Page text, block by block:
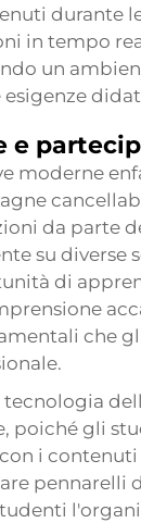
durante
in tempo
un
e
moderne
da parte
su diverse
di
che
tecnologia
poiché gli
i
pennarelli